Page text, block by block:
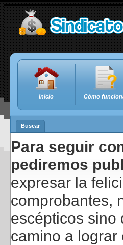
Inicio Cómo
Buscar
Para seguir
pediremos
expresar la
comprobantes,
escépticos sino
camino a lograr